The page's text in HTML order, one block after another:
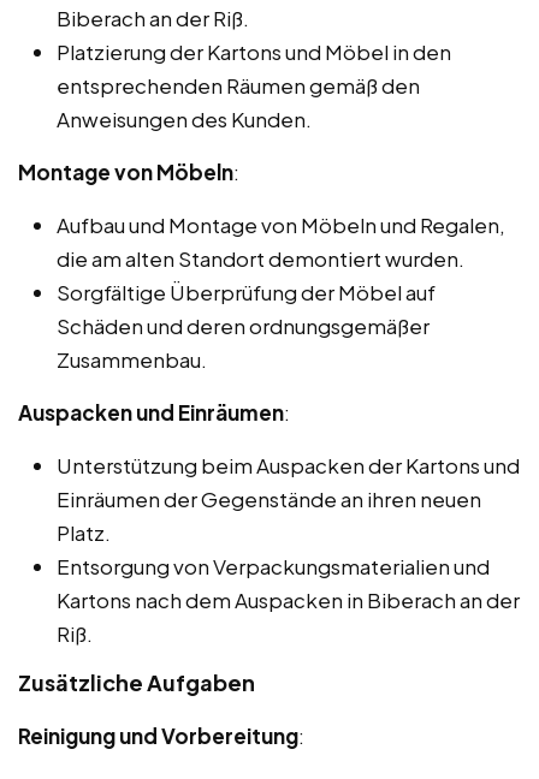
Biberach an der Riß.
Platzierung der Kartons und Möbel in den
entsprechenden Räumen gemäß den
Anweisungen des Kunden.
Montage von Möbeln:
Aufbau und Montage von Möbeln und Regalen,
die am alten Standort demontiert wurden.
Sorgfältige Überprüfung der Möbel auf
Schäden und deren ordnungsgemäßer
Zusammenbau.
Auspacken und Einräumen:
Unterstützung beim Auspacken der Kartons und
Einräumen der Gegenstände an ihren neuen
Platz.
Entsorgung von Verpackungsmaterialien und
Kartons nach dem Auspacken in Biberach an der
Riß.
Zusätzliche Aufgaben
Reinigung und Vorbereitung: